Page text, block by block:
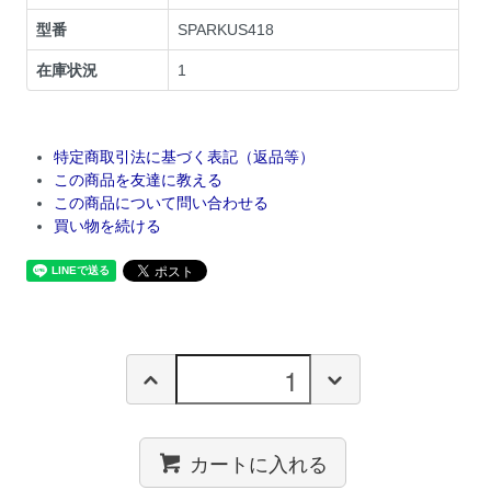
型番 SPARKUS418
在庫状況 1
特定商取引法に基づく表記（返品等）
この商品を友達に教える
この商品について問い合わせる
買い物を続ける
カートに入れる